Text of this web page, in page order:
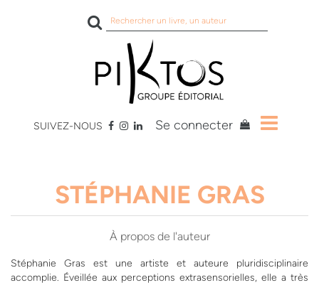
Rechercher
sur
site
SUIVEZ-NOUS Se connecter
STÉPHANIE GRAS
À propos de l'auteur
Stéphanie Gras est une artiste et auteure pluridisciplinaire
accomplie. Éveillée aux perceptions extrasensorielles, elle a très